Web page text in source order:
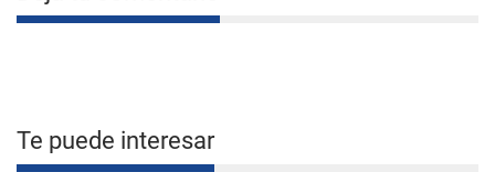
Te puede interesar